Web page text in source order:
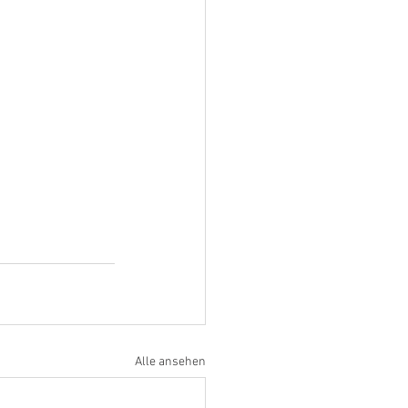
Alle ansehen